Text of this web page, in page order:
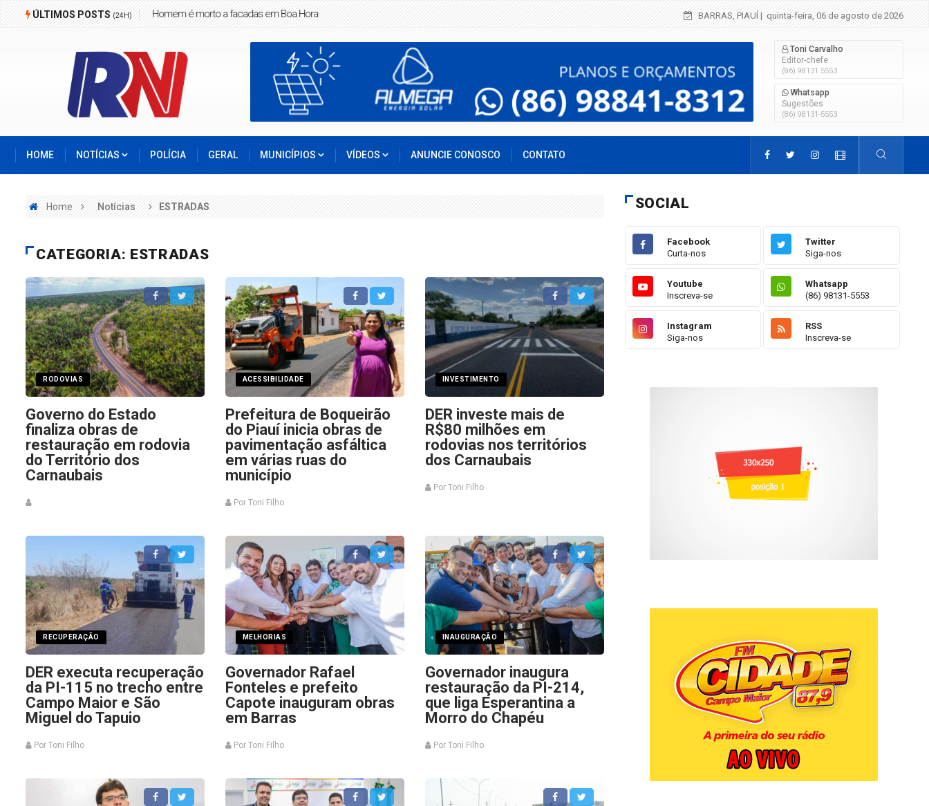
ÚLTIMOS POSTS(24H) Homem é morto a facadas em Boa Hora Criança de 2 anos morre em grave
BARRAS, PIAUÍ| quinta-feira, 06 de agosto de 2026
Toni Carvalho
Editor-chefe
(86) 98131 5553
Whatsapp
Sugestões
(86) 98131-5553
HOME NOTÍCIAS POLÍCIA GERAL MUNICÍPIOS VÍDEOS ANUNCIE CONOSCO CONTATO
Home Notícias ESTRADAS
CATEGORIA: ESTRADAS
RODOVIAS
Governo do Estado
finaliza obras de
restauração em rodovia
do Território dos
Carnaubais
ACESSIBILIDADE
Prefeitura de Boqueirão
do Piauí inicia obras de
pavimentação asfáltica
em várias ruas do
município
Por Toni Filho
INVESTIMENTO
DER investe mais de
R$80 milhões em
rodovias nos territórios
dos Carnaubais
Por Toni Filho
RECUPERAÇÃO
DER executa recuperação
da PI-115 no trecho entre
Campo Maior e São
Miguel do Tapuio
Por Toni Filho
MELHORIAS
Governador Rafael
Fonteles e prefeito
Capote inauguram obras
em Barras
Por Toni Filho
INAUGURAÇÃO
Governador inaugura
restauração da PI-214,
que liga Esperantina a
Morro do Chapéu
Por Toni Filho
SOCIAL
Facebook
Curta-nos
Twitter
Siga-nos
Youtube
Inscreva-se
Whatsapp
(86) 98131-5553
Instagram
Siga-nos
RSS
Inscreva-se